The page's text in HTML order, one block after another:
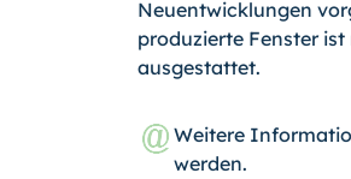
Neuentwicklungen
produzierte Fenster
ausgestattet.
Weitere
werden.